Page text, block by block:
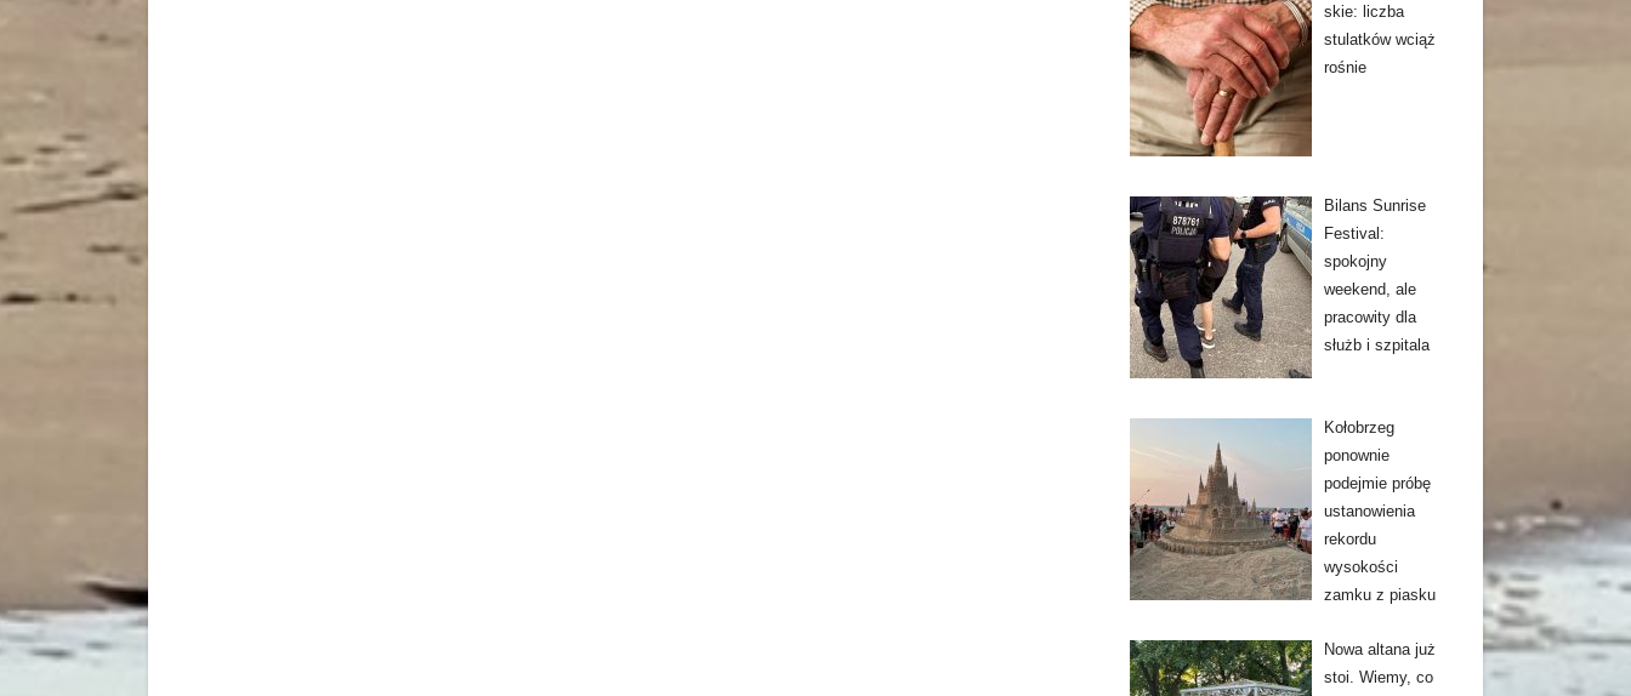
skie: liczba
stulatków wciąż
rośnie
Bilans Sunrise
Festival:
spokojny
weekend, ale
pracowity dla
służb i szpitala
Kołobrzeg
ponownie
podejmie próbę
ustanowienia
rekordu
wysokości
zamku z piasku
Nowa altana już
stoi. Wiemy, co